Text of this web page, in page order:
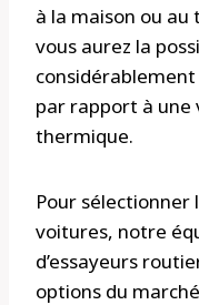
à la maison ou au
vous aurez la
par rapport à
thermique.
Pour
voitures, notre
d’essayeurs
options du